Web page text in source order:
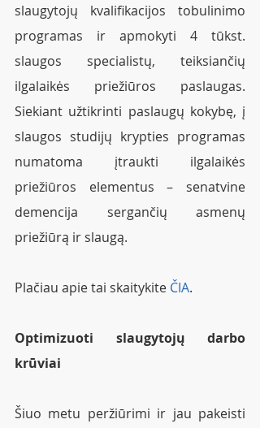
slaugytojų kvalifikacijos tobulinimo
programas ir apmokyti 4 tūkst.
slaugos specialistų, teiksiančių
ilgalaikės priežiūros paslaugas.
Siekiant užtikrinti paslaugų kokybę, į
slaugos studijų krypties programas
numatoma įtraukti ilgalaikės
priežiūros elementus – senatvine
demencija sergančių asmenų
priežiūrą ir slaugą.
Plačiau apie tai skaitykite ČIA.
Optimizuoti slaugytojų darbo
krūviai
Šiuo metu peržiūrimi ir jau pakeisti